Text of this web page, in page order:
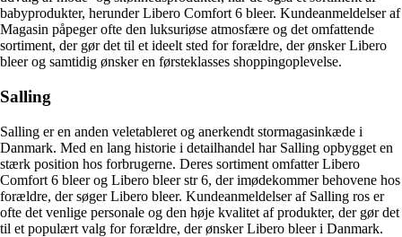
babyprodukter, herunder Libero Comfort 6 bleer. Kundeanmeldelser af
Magasin påpeger ofte den luksuriøse atmosfære og det omfattende
sortiment, der gør det til et ideelt sted for forældre, der ønsker Libero
bleer og samtidig ønsker en førsteklasses shoppingoplevelse.
Salling
Salling er en anden veletableret og anerkendt stormagasinkæde i
Danmark. Med en lang historie i detailhandel har Salling opbygget en
stærk position hos forbrugerne. Deres sortiment omfatter Libero
Comfort 6 bleer og Libero bleer str 6, der imødekommer behovene hos
forældre, der søger Libero bleer. Kundeanmeldelser af Salling ros er
ofte det venlige personale og den høje kvalitet af produkter, der gør det
til et populært valg for forældre, der ønsker Libero bleer i Danmark.